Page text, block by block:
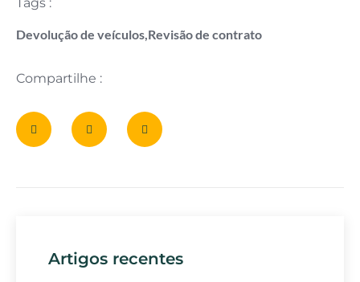
Tags :
Devolução de veículos,Revisão de contrato
Compartilhe :
Artigos recentes